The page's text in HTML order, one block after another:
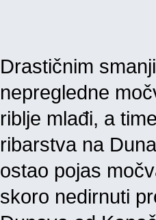
Drastičnim
nepregledne
riblje mlađi, a
ribarstva na
ostao pojas
skoro nedirnuti